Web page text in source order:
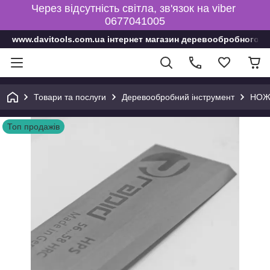
Через відсутність світла, зв'язок на viber
0677041005
www.davitools.com.ua інтернет магазин деревообробного
Товари та послуги Деревообробний інструмент
Топ продажів